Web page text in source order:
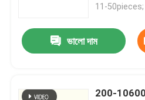
11-
ভালো দাম
200-